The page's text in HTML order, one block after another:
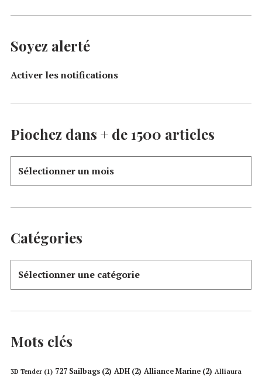
Soyez alerté
Activer les notifications
Piochez dans + de 1500 articles
Catégories
Mots clés
3D Tender (1) 727 Sailbags (2) ADH (2) Alliance Marine (2) Alliaura